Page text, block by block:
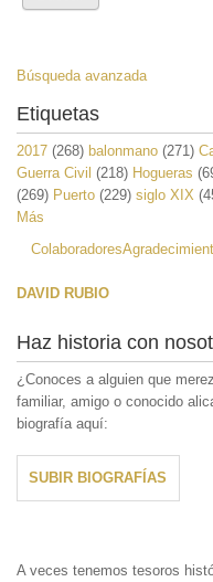
Búsqueda avanzada
Etiquetas
2017 (268) balonmano (271)
Guerra Civil (218) Hogueras
(269) Puerto (229) siglo XIX
Más
Colaboradores
DAVID RUBIO
Haz historia con
¿Conoces a alguien que
familiar, amigo o conocido
biografía aquí:
SUBIR BIOGRAFÍAS
A veces tenemos tesoros